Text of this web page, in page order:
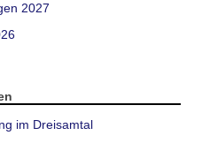
2027
im Dreisamtal